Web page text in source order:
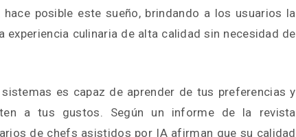
posible este sueño, brindando a los usuarios la
experiencia culinaria de alta calidad sin necesidad de
es capaz de aprender de tus preferencias y
a tus gustos. Según un informe de la revista
de chefs asistidos por IA afirman que su calidad